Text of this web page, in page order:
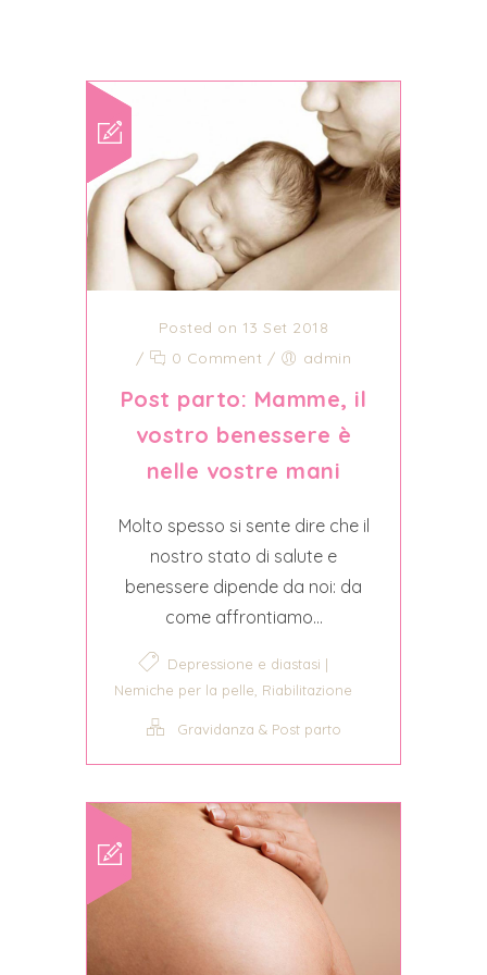
Posted on 13 Set 2018
/
0 Comment / admin
Post parto: Mamme, il
vostro benessere è
nelle vostre mani
Molto spesso si sente dire che il
nostro stato di salute e
benessere dipende da noi: da
come affrontiamo...
Depressione e diastasi |
Nemiche per la pelle, Riabilitazione
Gravidanza & Post parto